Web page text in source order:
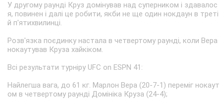
У другому раунді Круз домінував над суперником і здавалос
я, повинен і далі це робити, якби не ще один нокдаун в треті
й п'ятихвилинці.
Розв'язка поєдинку настала в четвертому раунді, коли Вера
нокаутував Круза хайкіком.
Всі результати турніру UFC on ESPN 41:
Найлегша вага, до 61 кг. Марлон Вера (20-7-1) переміг нокаут
ом в четвертому раунді Домініка Круза (24-4);